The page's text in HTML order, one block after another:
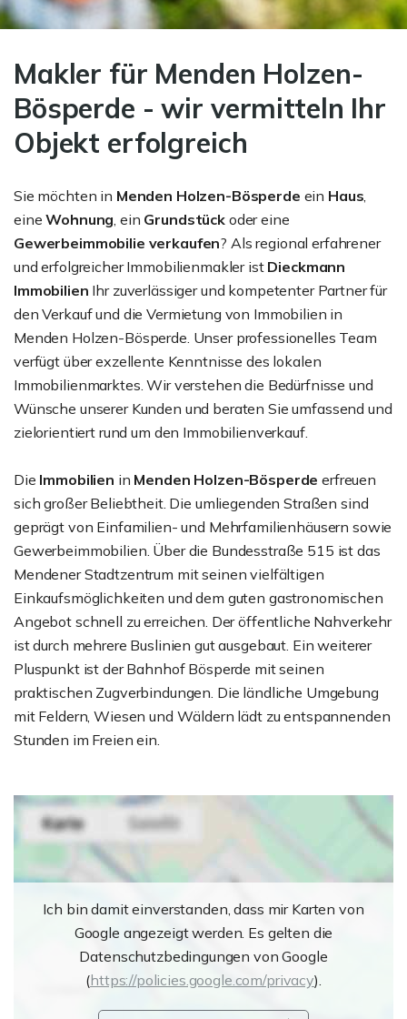
Makler für Menden Holzen-
Bösperde - wir vermitteln Ihr
Objekt erfolgreich
Sie möchten in Menden Holzen-Bösperde ein Haus,
eineWohnung, ein Grundstück oder eine
Gewerbeimmobilie verkaufen? Als regional erfahrener
und erfolgreicher Immobilienmakler ist Dieckmann
Immobilien Ihr zuverlässiger und kompetenter Partner für
den Verkauf und die Vermietung von Immobilien in
Menden Holzen-Bösperde. Unser professionelles Team
verfügt über exzellente Kenntnisse des lokalen
Immobilienmarktes. Wir verstehen die Bedürfnisse und
Wünsche unserer Kunden und beraten Sie umfassend und
zielorientiert rund um den Immobilienverkauf.
Die Immobilien in Menden Holzen-Bösperde erfreuen
sich großer Beliebtheit. Die umliegenden Straßen sind
geprägt von Einfamilien- und Mehrfamilienhäusern sowie
Gewerbeimmobilien. Über die Bundesstraße 515 ist das
Mendener Stadtzentrum mit seinen vielfältigen
Einkaufsmöglichkeiten und dem guten gastronomischen
Angebot schnell zu erreichen. Der öffentliche Nahverkehr
ist durch mehrere Buslinien gut ausgebaut. Ein weiterer
Pluspunkt ist der Bahnhof Bösperde mit seinen
praktischen Zugverbindungen. Die ländliche Umgebung
mit Feldern, Wiesen und Wäldern lädt zu entspannenden
Stunden im Freien ein.
Ich bin damit einverstanden, dass mir Karten von
Google angezeigt werden. Es gelten die
Datenschutzbedingungen von Google
(https://policies.google.com/privacy).